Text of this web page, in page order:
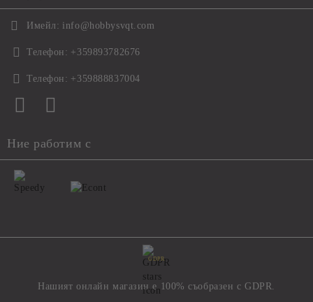
Имейл: info@hobbysvqt.com
Телефон: +359893782676
Телефон: +359888837004
Ние работим с
GDPR
Нашият онлайн магазин е 100% съобразен с GDPR.